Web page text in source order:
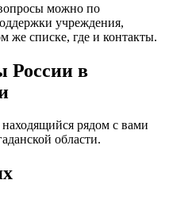
можно по
учреждения,
же списке, где и контакты.
России в
рядом с вами
области.